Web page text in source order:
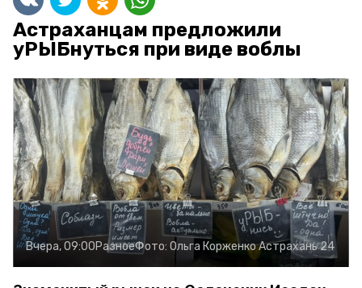
Астраханцам предложили
уРЫБнуться при виде воблы
Вчера, 09:00РазноеФото: Ольга КорженкоАстрахань 24